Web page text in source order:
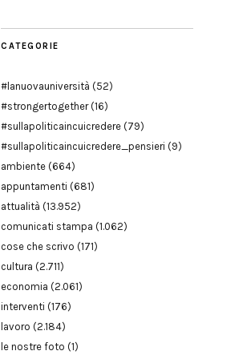
CATEGORIE
#lanuovauniversità (52)
#strongertogether(16)
#sullapoliticaincuicredere (79)
#sullapoliticaincuicredere_pensieri (9)
ambiente (664)
appuntamenti (681)
attualità (13.952)
comunicati stampa (1.062)
cose che scrivo (171)
cultura (2.711)
economia (2.061)
interventi (176)
lavoro (2.184)
le nostre foto (1)